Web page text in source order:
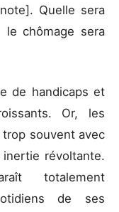
Quelle sera
le chômage sera
de handicaps et
Or, les
souvent avec
révoltante.
totalement
de ses